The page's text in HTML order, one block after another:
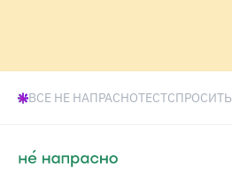
ВСЕ НЕ НАПРАСНОТЕСТСПРОСИТЬ